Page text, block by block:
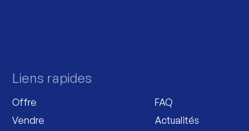
Liens rapides
Offre
Vendre
FAQ
Actualités